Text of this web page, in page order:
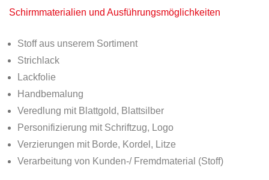
Schirmmaterialien und Ausführungsmöglichkeiten
Stoff aus unserem Sortiment
Strichlack
Lackfolie
Handbemalung
Veredlung mit Blattgold, Blattsilber
Personifizierung mit Schriftzug, Logo
Verzierungen mit Borde, Kordel, Litze
Verarbeitung von Kunden-/ Fremdmaterial (Stoff)